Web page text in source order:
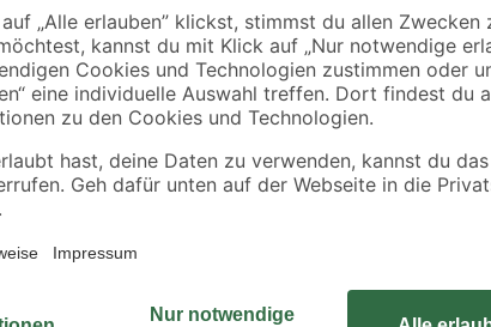
Das Deltaschleifblatt-Set gelocht
Abtrag von planen Oberflächen
Schleifpapiers können Sie raue
Metall und Naturstein können
Weiterverarbeitung vorbereitet
Arbeiten das jeweilige
von Leim- und Farbschichten -
Holzflächen - Feine Körnung
Körnung (220–1000) zum
Flächen. Das Deltaschleifblatt-
Klettrücken. Den Blattwechsel